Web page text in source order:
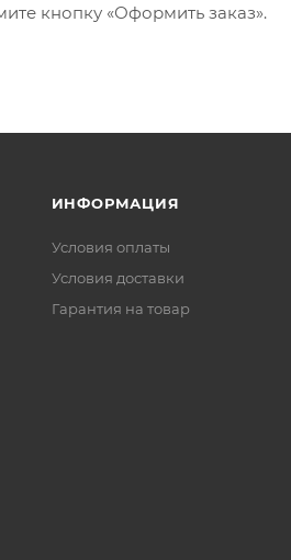
кнопку «Оформить заказ».
ИНФОРМАЦИЯ
Условия оплаты
Условия доставки
Гарантия на товар